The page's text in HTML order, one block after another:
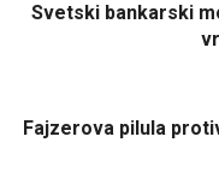
Svetski bankarski
Fajzerova pilula